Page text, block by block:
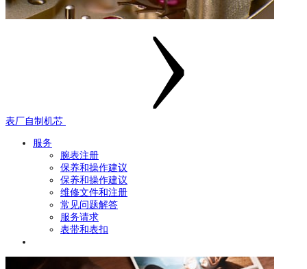
表厂自制机芯
服务
腕表注册
保养和操作建议
保养和操作建议
维修文件和注册
常见问题解答
服务请求
表带和表扣